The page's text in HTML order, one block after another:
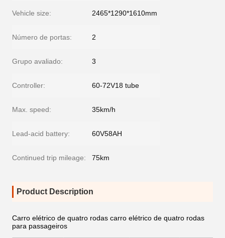
Vehicle size: 2465*1290*1610mm
Número de portas: 2
Grupo avaliado: 3
Controller: 60-72V18 tube
Max. speed: 35km/h
Lead-acid battery: 60V58AH
Continued trip mileage: 75km
Product Description
Carro elétrico de quatro rodas carro elétrico de quatro rodas
para passageiros